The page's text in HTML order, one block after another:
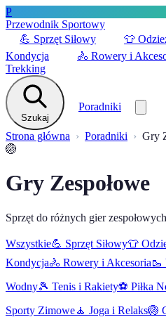
P
Przewodnik Sportowy
💪 Sprzęt Siłowy 👕
Kondycja
🚴 Rowery i
Trekking
Szukaj
Poradniki
Strona główna Poradniki
Gry
🏐
Gry Zespołowe
Sprzęt do różnych gier
Wszystkie💪 Sprzęt Siłowy👕
Kondycja🚴 Rowery i Akcesoria🥾
Wodny🎾 Tenis i Rakiety⚽ Piłka
Sporty Zimowe🧘 Joga i Relaks🏐